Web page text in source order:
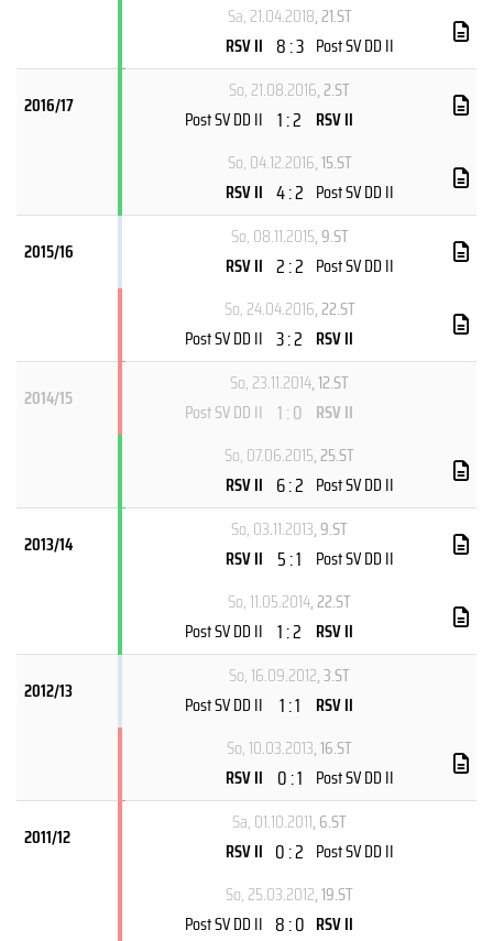
Sa, 21.04.2018, 21.ST
RSV II 8 : 3 Post SV DD II
2016/17
So, 21.08.2016, 2.ST
Post SV DD II 1 : 2 RSV II
So, 04.12.2016, 15.ST
RSV II 4 : 2 Post SV DD II
2015/16
So, 08.11.2015, 9.ST
RSV II 2 : 2 Post SV DD II
So, 24.04.2016, 22.ST
Post SV DD II 3 : 2 RSV II
2014/15
So, 23.11.2014, 12.ST
Post SV DD II 1 : 0 RSV II
So, 07.06.2015, 25.ST
RSV II 6 : 2 Post SV DD II
2013/14
So, 03.11.2013, 9.ST
RSV II 5 : 1 Post SV DD II
So, 11.05.2014, 22.ST
Post SV DD II 1 : 2 RSV II
2012/13
So, 16.09.2012, 3.ST
Post SV DD II
1 : 1
RSV II
So, 10.03.2013, 16.ST
RSV II 0 : 1 Post SV DD II
2011/12
Sa, 01.10.2011, 6.ST
RSV II 0 : 2 Post SV DD II
So, 25.03.2012, 19.ST
Post SV DD II 8 : 0 RSV II